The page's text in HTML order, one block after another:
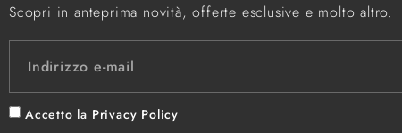
Scopri in anteprima novità, offerte esclusive e molto altro.
Accetto la Privacy Policy